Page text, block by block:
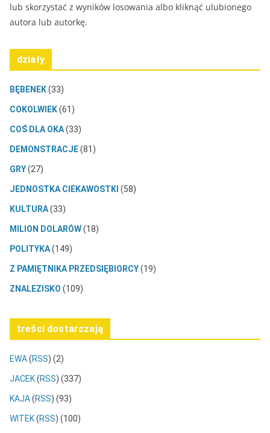
lub skorzystać z wyników losowania albo kliknąć ulubionego
autora lub autorkę.
działy
BĘBENEK(33)
COKOLWIEK(61)
COŚ DLA OKA(33)
DEMONSTRACJE(81)
GRY(27)
JEDNOSTKA CIEKAWOSTKI (58)
KULTURA(33)
MILION DOLARÓW(18)
POLITYKA(149)
Z PAMIĘTNIKA PRZEDSIĘBIORCY(19)
ZNALEZISKO (109)
treści dostarczają
EWA(RSS) (2)
JACEK(RSS) (337)
KAJA(RSS) (93)
WITEK(RSS) (100)